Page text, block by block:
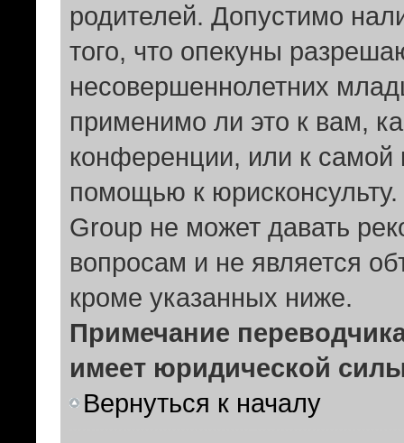
родителей. Допустимо
того, что опекуны
несовершеннолетних
применимо ли это к вам,
конференции, или к самой
помощью к
Group не может давать
вопросам и не является
кроме указанных ниже.
Примечание
имеет юридической
Вернуться к началу